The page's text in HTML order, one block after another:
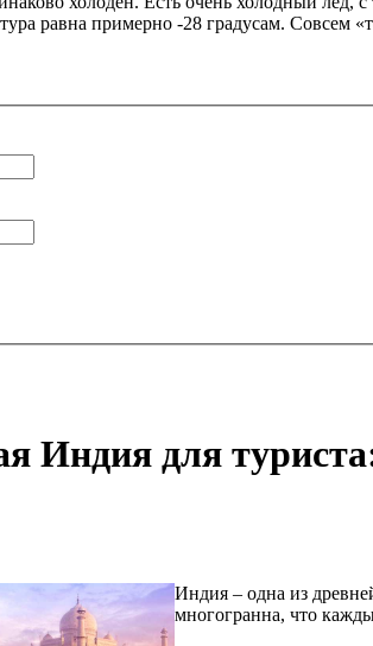
равна примерно -28 градусам. Совсем
Индия для
Индия – одна из
многогранна, что